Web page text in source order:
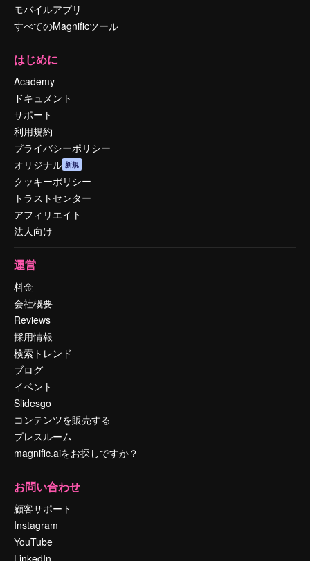
モバイルアプリ
すべてのMagnificツール
はじめに
Academy
ドキュメント
サポート
利用規約
プライバシーポリシー
オリジナル 新規
クッキーポリシー
トラストセンター
アフィリエイト
法人向け
運営
料金
会社概要
Reviews
採用情報
検索トレンド
ブログ
イベント
Slidesgo
コンテンツを販売する
プレスルーム
magnific.aiをお探しですか？
お問い合わせ
顧客サポート
Instagram
YouTube
LinkedIn